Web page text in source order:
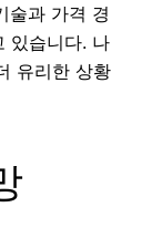
술과 가격 경
있습니다. 나
유리한 상황